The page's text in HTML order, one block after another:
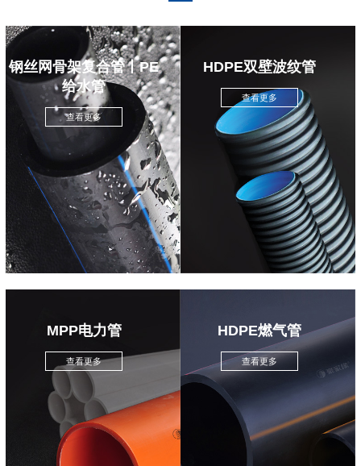
钢丝网骨架复合管丨PE
给水管
查看更多
HDPE双壁波纹管
查看更多
MPP电力管
查看更多
HDPE燃气管
查看更多